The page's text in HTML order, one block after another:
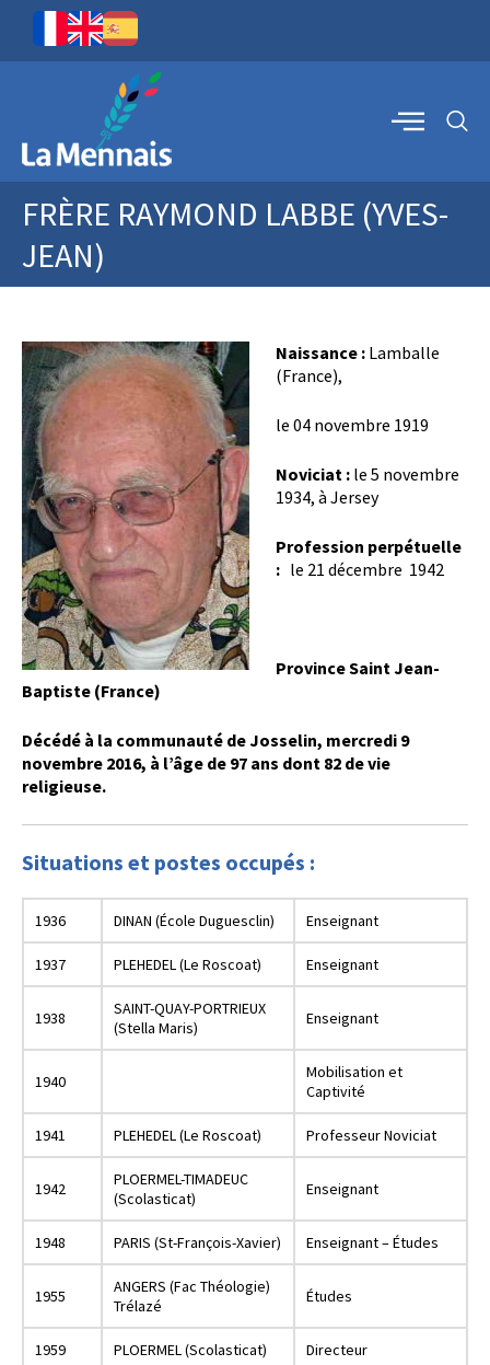
FRÈRE RAYMOND LABBE (YVES-
JEAN)
Naissance : Lamballe
(France),
le 04 novembre 1919
Noviciat : le 5 novembre
1934, à Jersey
Profession perpétuelle
: le 21 décembre 1942
Province Saint Jean-
Baptiste (France)
Décédé à la communauté de Josselin, mercredi 9
novembre 2016, à l’âge de 97 ans dont 82 de vie
religieuse.
Situations et postes occupés :
1936 DINAN (École Duguesclin) Enseignant
1937 PLEHEDEL (Le Roscoat) Enseignant
1938
SAINT-QUAY-PORTRIEUX
(Stella Maris)
Enseignant
1940
Mobilisation et
Captivité
1941 PLEHEDEL (Le Roscoat) Professeur Noviciat
1942
PLOERMEL-TIMADEUC
(Scolasticat)
Enseignant
1948 PARIS (St-François-Xavier) Enseignant – Études
1955
ANGERS (Fac Théologie)
Trélazé
Études
1959 PLOERMEL (Scolasticat) Directeur